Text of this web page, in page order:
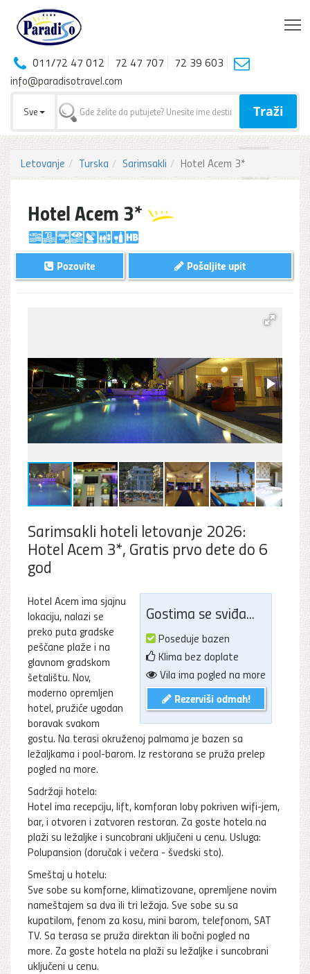
011/72 47 012 72 47 707
72 39 603
info@paradisotravel.com
Sve Traži
Letovanje Turska Sarimsakli Hotel Acem 3*
Hotel Acem 3*
Pošaljite upit
Pozovite
Sarimsakli hoteli letovanje 2026:
Hotel Acem 3*, Gratis prvo dete do 6
god
Gostima se sviđa...
Poseduje bazen
Klima bez doplate
Vila ima pogled na more
Rezerviši odmah!
Hotel Acem ima sjajnu
lokaciju, nalazi se
preko puta gradske
peščane plaže i na
glavnom gradskom
šetalištu. Nov,
moderno opremljen
hotel, pružiće ugodan
boravak svakom
gostu. Na terasi okruženoj palmama je bazen sa
ležaljkama i pool-barom. Iz restorana se pruža prelep
pogled na more.
Sadržaji hotela:
Hotel ima recepciju, lift, komforan loby pokriven wifi-jem,
bar, i otvoren i zatvoren restoran. Za goste hotela na
plaži su ležaljke i suncobrani uključeni u cenu. Usluga:
Polupansion (doručak i večera - švedski sto).
Smeštaj u hotelu:
Sve sobe su komforne, klimatizovane, opremljene novim
nameštajem sa dva ili tri ležaja. Sve sobe su sa
kupatilom, fenom za kosu, mini barom, telefonom, SAT
TV. Sa terasa se pruža direktan ili bočni pogled na
more. Za goste hotela na plaži su ležaljke i suncobrani
uključeni u cenu.